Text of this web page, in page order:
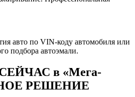
авто по VIN-коду автомобиля или
подбора автоэмали.
в «Мега-
РЕШЕНИЕ